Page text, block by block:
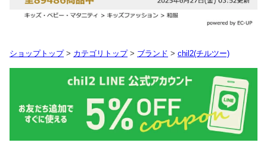
ショップトップ> カテゴリトップ> ブランド > chil2(チルツー)